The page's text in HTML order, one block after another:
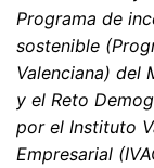
Programa de
sostenible
Valenciana) del
y el Reto
por el Instituto
Empresarial